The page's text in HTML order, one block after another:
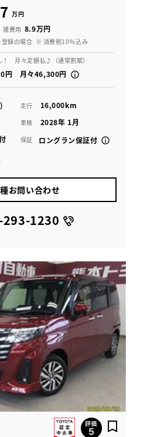
万円
諸費用 8.9万円
録の場合 ※ 消費税10％込み
！ 月々定額払♪（通常割賦）
0円 月々46,300円
走行 16,000km
車検 2028年 1月
保証 ロングラン保証付
お問い合わせ
1230